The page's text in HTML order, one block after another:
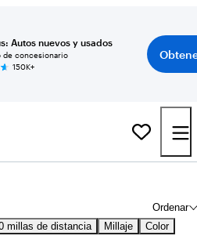
Autos nuevos y usados
de concesionario
150K+
Ordenar
millas de distancia Millaje Color